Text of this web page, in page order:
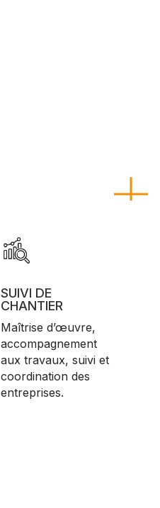
SUIVI DE
CHANTIER
Maîtrise d’œuvre,
accompagnement
aux travaux, suivi et
coordination des
entreprises.